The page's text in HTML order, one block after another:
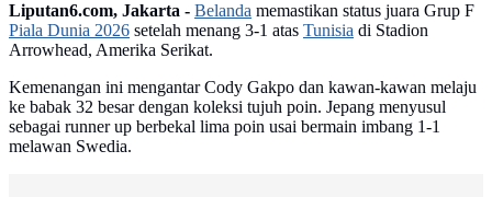
Liputan6.com, Jakarta - Belanda memastikan status juara Grup F
Piala Dunia 2026 setelah menang 3-1 atas Tunisia di Stadion
Arrowhead, Amerika Serikat.
Kemenangan ini mengantar Cody Gakpo dan kawan-kawan melaju
ke babak 32 besar dengan koleksi tujuh poin. Jepang menyusul
sebagai runner up berbekal lima poin usai bermain imbang 1-1
melawan Swedia.